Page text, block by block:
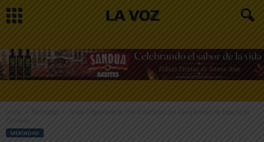
Inicio
Saioa Orgambide se trae 5 medallas del Campeonato de España de
Ciclismo...
MERINDAD